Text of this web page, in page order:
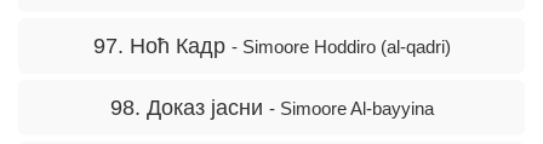
97. Ноћ Кадр - Simoore Hoddiro (al-qadri)
98. Доказ јасни - Simoore Al-bayyina